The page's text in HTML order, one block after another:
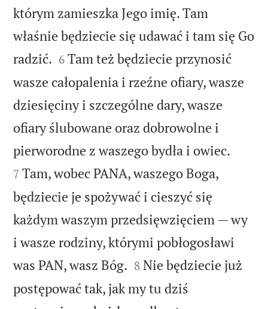
którym zamieszka Jego imię. Tam
właśnie będziecie się udawać i tam się Go
radzić. 

6 Tam też będziecie przynosić
wasze całopalenia i rzeźne ofiary, wasze
dziesięciny i szczególne dary, wasze
ofiary ślubowane oraz dobrowolne i
pierworodne z waszego bydła i owiec.
7 Tam, wobec PANA, waszego Boga,
będziecie je spożywać i cieszyć się
każdym waszym przedsięwzięciem — wy
i wasze rodziny, którymi pobłogosławi
was PAN, wasz Bóg. 

8 Nie będziecie już
postępować tak, jak my tu dziś